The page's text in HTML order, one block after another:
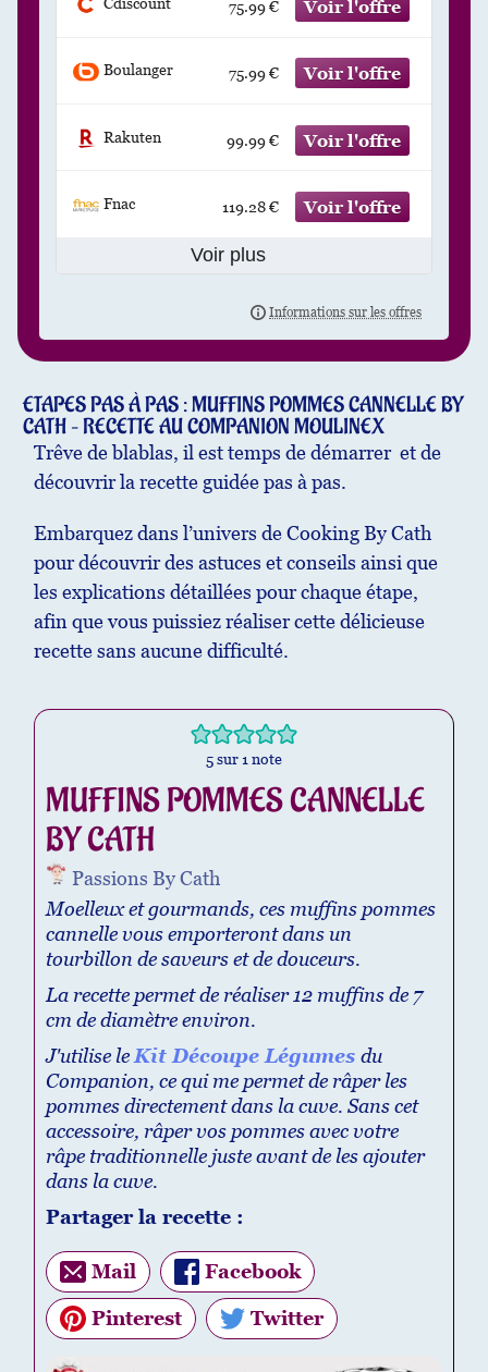
75.99 €
Boulanger 75.99 €
Rakuten 99.99 €
Fnac 119.28 €
Voir plus
ETAPES PAS À PAS : MUFFINS POMMES CANNELLE BY
CATH – RECETTE AU COMPANION MOULINEX
Trêve de blablas, il est temps de démarrer et de
découvrir la recette guidée pas à pas.
Embarquez dans l’univers de Cooking By Cath
pour découvrir des astuces et conseils ainsi que
les explications détaillées pour chaque étape,
afin que vous puissiez réaliser cette délicieuse
recette sans aucune difficulté.
5sur 1 note
MUFFINS POMMES CANNELLE
BY CATH
Passions By Cath
Moelleux et gourmands, ces muffins pommes
cannelle vous emporteront dans un
tourbillon de saveurs et de douceurs.
La recette permet de réaliser 12 muffins de 7
cm de diamètre environ.
J'utilise le Kit Découpe Légumesdu
Companion, ce qui me permet de râper les
pommes directement dans la cuve. Sans cet
accessoire, râper vos pommes avec votre
râpe traditionnelle juste avant de les ajouter
dans la cuve.
Partager la recette :
Mail Facebook
Pinterest Twitter